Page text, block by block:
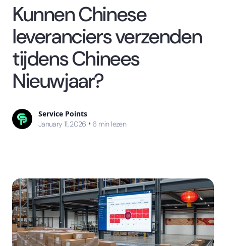
Kunnen Chinese
leveranciers verzenden
tijdens Chinees
Nieuwjaar?
Service Points
January 11, 2026 • 6 min lezen